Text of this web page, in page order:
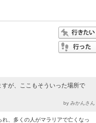
が、ここもそういった場所で
by みかんさん
、多くの人がマラリアで亡くなっ